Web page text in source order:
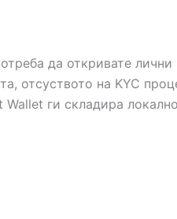
да откривате
отсуството на KYC
ги складира